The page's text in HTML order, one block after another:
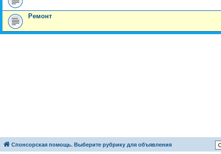
Ремонт
Спонсорская помощь. Выберите рубрику для объявления